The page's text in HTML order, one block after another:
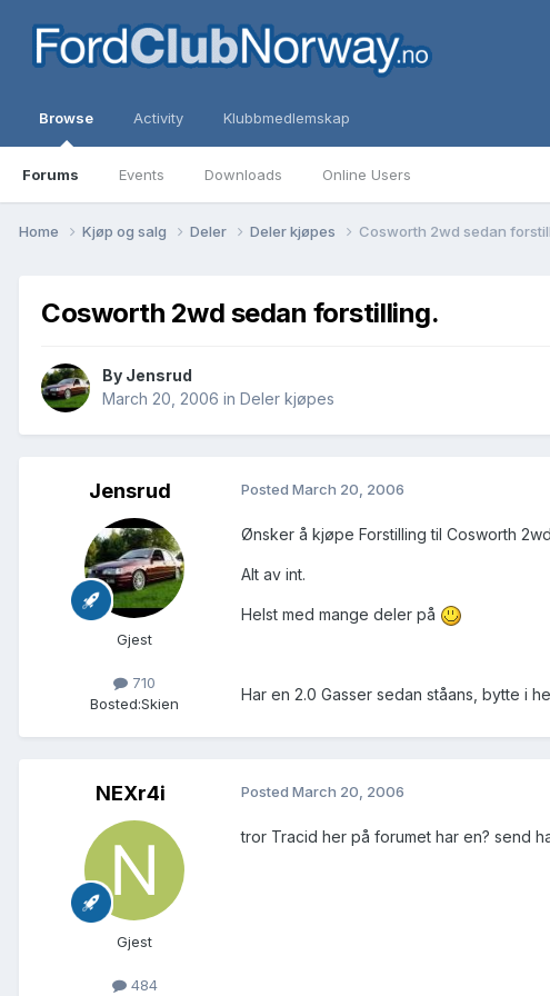
Browse
Forums Events Downloads Online Users
Activity Klubbmedlemskap
Home Kjøp og salg Deler Deler kjøpes Cosworth 2wd sedan
Cosworth 2wd sedan forstilling.
By Jensrud
March 20, 2006 in Deler kjøpes
Jensrud
Gjest
710
Bosted:Skien
Posted March 20, 2006
Ønsker å kjøpe Forstilling til Cosworth
Alt av int.
Helst med mange deler på
Har en 2.0 Gasser sedan ståans, bytte i
NEXr4i
Gjest
484
Posted March 20, 2006
tror Tracid her på forumet har en? send